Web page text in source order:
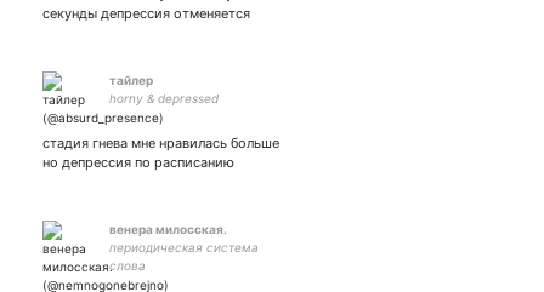
секунды депрессия отменяется
тайлер
horny & depressed
стадия гнева мне нравилась больше
но депрессия по расписанию
венера милосская.
периодическая система
слова